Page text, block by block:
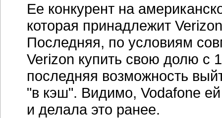
Ее конкурент на
которая принадлежит
Последняя, по условиям
Verizon купить свою долю с
последняя возможность
"в кэш". Видимо, Vodafone ей
и делала это ранее.